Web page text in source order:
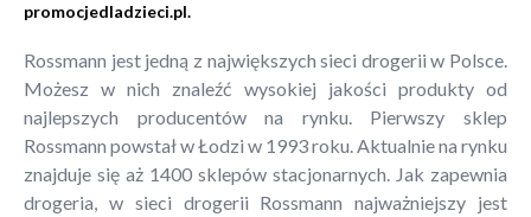
promocjedladzieci.pl.
Rossmann jest jedną z największych sieci drogerii w Polsce.
Możesz w nich znaleźć wysokiej jakości produkty od
najlepszych producentów na rynku. Pierwszy sklep
Rossmann powstał w Łodzi w 1993 roku. Aktualnie na rynku
znajduje się aż 1400 sklepów stacjonarnych. Jak zapewnia
drogeria, w sieci drogerii Rossmann najważniejszy jest